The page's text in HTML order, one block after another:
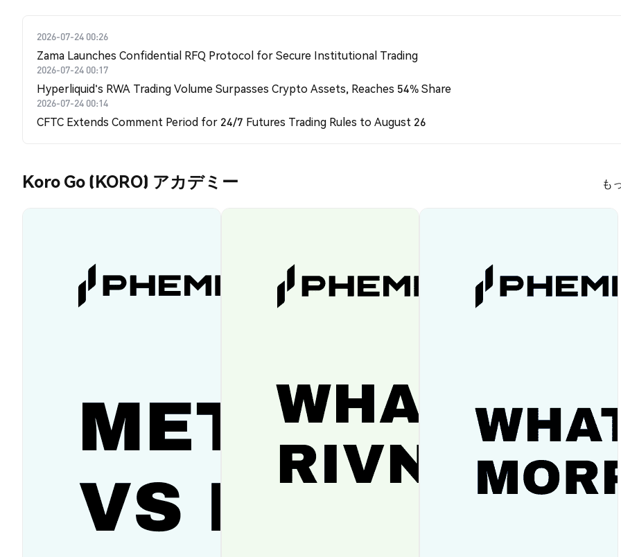
2026-07-24 00:26
Zama Launches Confidential RFQ Protocol for Secure Institutional Trading
2026-07-24 00:17
Hyperliquid's RWA Trading Volume Surpasses Crypto Assets, Reaches 54% Share
2026-07-24 00:14
CFTC Extends Comment Period for 24/7 Futures Trading Rules to August 26
Koro Go (KORO) アカデミー も